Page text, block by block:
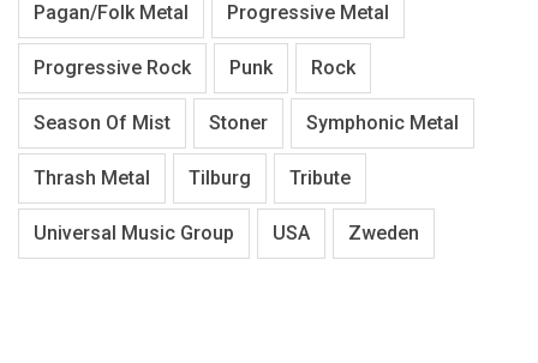
Pagan/Folk Metal Progressive Metal
Progressive Rock Punk Rock
Season Of Mist Stoner Symphonic Metal
Thrash Metal Tilburg Tribute
Universal Music Group USA Zweden